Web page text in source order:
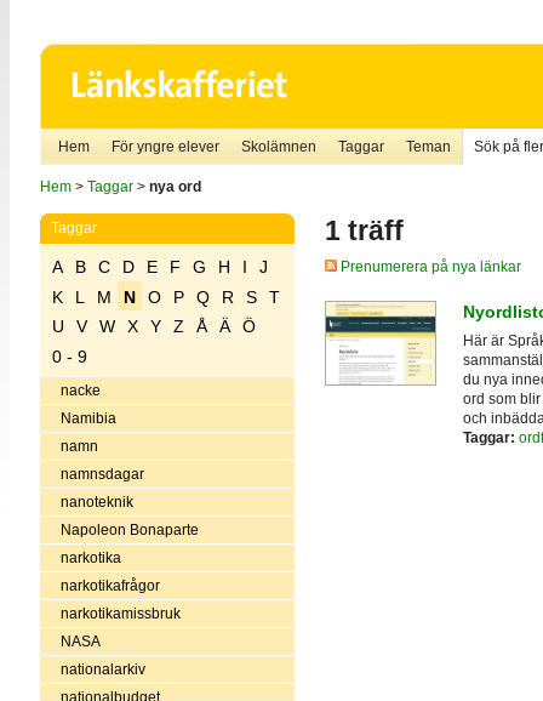
Hem För yngre elever Skolämnen Taggar Teman Sök på
Hem> Taggar> nya ord
Taggar
A B C D E F G H I
J
K
L M N O P Q R S
T
U
V W X Y Z Å Ä
Ö
0 - 9
nacke
Namibia
namn
namnsdagar
nanoteknik
Napoleon Bonaparte
narkotika
narkotikafrågor
narkotikamissbruk
NASA
nationalarkiv
nationalbudget
1 träff
Prenumerera på nya länkar
Här är
du nya
ord som
och
Taggar: